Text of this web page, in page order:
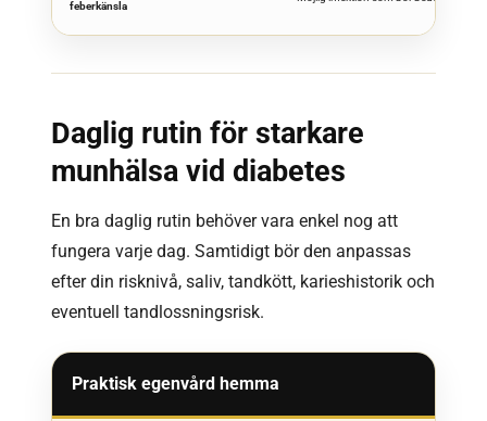
feberkänsla
Daglig rutin för starkare
munhälsa vid diabetes
En bra daglig rutin behöver vara enkel nog att
fungera varje dag. Samtidigt bör den anpassas
efter din risknivå, saliv, tandkött, karieshistorik och
eventuell tandlossningsrisk.
Praktisk egenvård hemma